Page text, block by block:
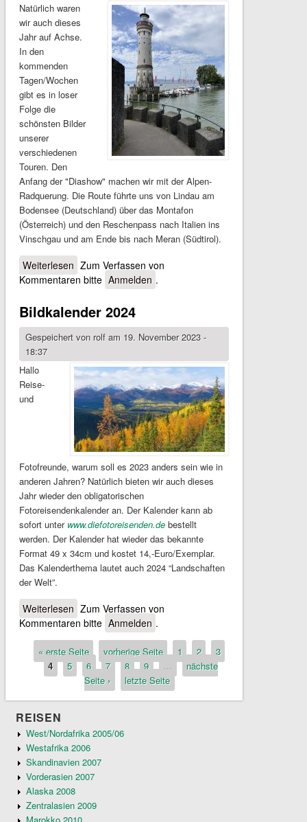
Natürlich waren
wir auch dieses
Jahr auf Achse.
In den
kommenden
Tagen/Wochen
gibt es in loser
Folge die
schönsten Bilder
unserer
verschiedenen
Touren. Den
Anfang der "Diashow" machen wir mit der Alpen-
Radquerung. Die Route führte uns von Lindau am
Bodensee (Deutschland) über das Montafon
(Österreich) und den Reschenpass nach Italien ins
Vinschgau und am Ende bis nach Meran (Südtirol).
Weiterlesen über Reisebilder 2024 - Alpen
Zum Verfassen von
Kommentaren bitte Anmelden .
Bildkalender 2024
Gespeichert von rolfam 19. November 2023 -
18:37
Hallo
Reise-
und
Fotofreunde, warum soll es 2023 anders sein wie in
anderen Jahren? Natürlich bieten wir auch dieses
Jahr wieder den obligatorischen
Fotoreisendenkalender an. Der Kalender kann ab
sofort unter www.diefotoreisenden.debestellt
werden. Der Kalender hat wieder das bekannte
Format 49 x 34cm und kostet 14,-Euro/Exemplar.
Das Kalenderthema lautet auch 2024 “Landschaften
der Welt”.
Weiterlesen über Bildkalender 2024
Zum Verfassen von
Kommentaren bitte Anmelden .
Seiten
« erste Seite vorherige Seite 1 2
3
4
5 6 7 8 9 …
nächste
Seite ›
letzte Seite
REISEN
West/Nordafrika 2005/06
Westafrika 2006
Skandinavien 2007
Vorderasien 2007
Alaska 2008
Zentralasien 2009